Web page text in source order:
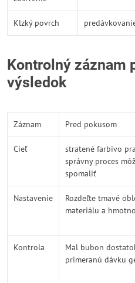
Klzký povrch
Kontrolný záznam
výsledok
Záznam Pred pokusom
Cieľ
stratené farbivo
správny proces
spomaliť
Nastavenie
Rozdeľte tmavé
materiálu a
Kontrola
Mal bubon
primeranú dávku